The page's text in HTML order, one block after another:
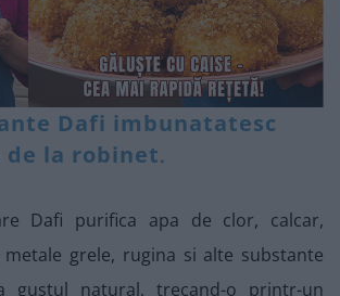
Dafi imbunatatesc
de la robinet.
Dafi purifica apa de clor, calcar,
metale grele, rugina si alte substante
gustul natural, trecand-o printr-un